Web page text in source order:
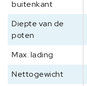
buitenkant
Diepte van de
poten
Max. lading
Nettogewicht